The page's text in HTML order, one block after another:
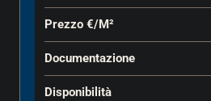
Prezzo €‎/m²
Documentazione
Disponibilità